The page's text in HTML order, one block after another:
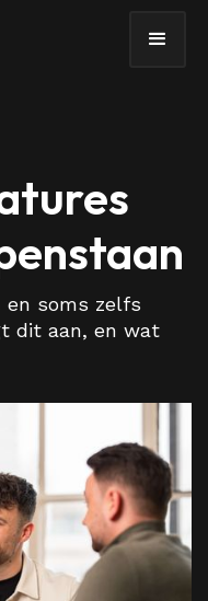
en soms zelfs
dit aan, en wat